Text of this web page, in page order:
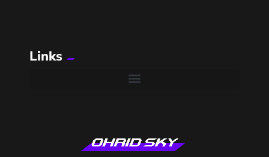
Links